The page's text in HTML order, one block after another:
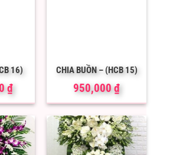
16)
₫
CHIA BUỒN – (HCB 15)
950,000₫